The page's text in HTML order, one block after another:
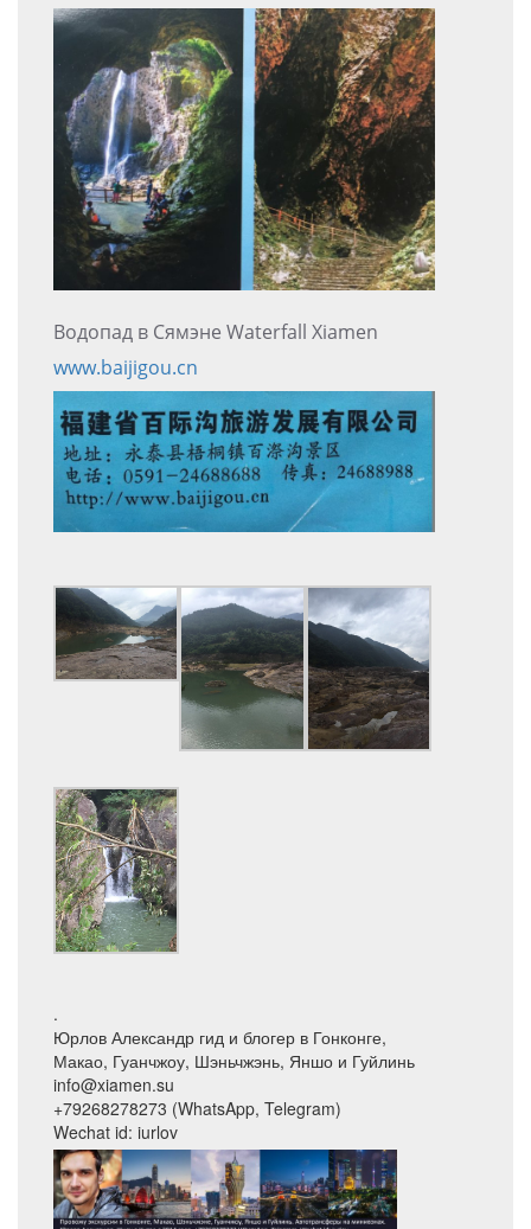
Водопад в Сямэне Waterfall Xiamen
www.baijigou.cn
.
Юрлов Александр гид и блогер в Гонконге,
Макао, Гуанчжоу, Шэньчжэнь, Яншо и Гуйлинь
info@xiamen.su
+79268278273 (WhatsApp, Telegram)
Wechat id: iurlov